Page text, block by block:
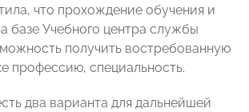
что прохождение обучения и
базе Учебного центра службы
получить востребованную
профессию, специальность.
два варианта для дальнейшей